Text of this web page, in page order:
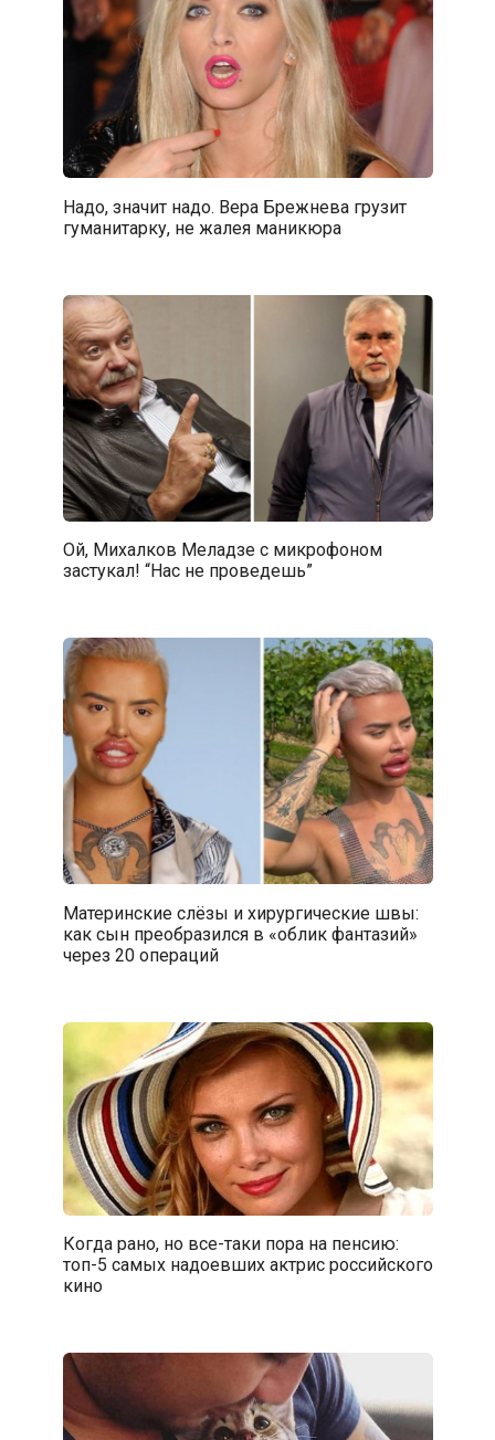
Надо, значит надо. Вера Брежнева грузит
гуманитарку, не жалея маникюра
Ой, Михалков Меладзе с микрофоном
застукал! “Нас не проведешь”
Материнские слёзы и хирургические швы:
как сын преобразился в «облик фантазий»
через 20 операций
Когда рано, но все-таки пора на пенсию:
топ-5 самых надоевших актрис российского
кино